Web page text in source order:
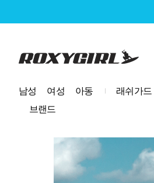
로고
남성 여성 아동 래쉬가드
브랜드